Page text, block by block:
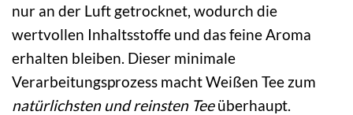
nur an der Luft getrocknet, wodurch die
wertvollen Inhaltsstoffe und das feine Aroma
erhalten bleiben. Dieser minimale
Verarbeitungsprozess macht Weißen Tee zum
natürlichsten und reinsten Teeüberhaupt.